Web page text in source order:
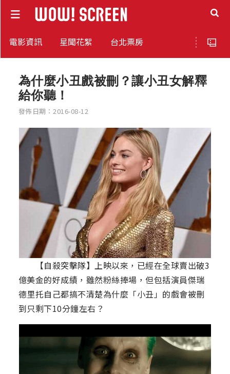
電影資訊 星聞花絮 台北票房
為什麼小丑戲被刪？讓小丑女解釋
給你聽！
發佈日期：2016-08-12
【自殺突擊隊】上映以來，已經在全球賣出破3
億美金的好成績，雖然粉絲捧場，但包括演員傑瑞
德里托自己都搞不清楚為什麼「小丑」的戲會被刪
到只剩下10分鐘左右？